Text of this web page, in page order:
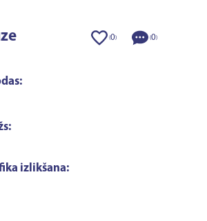
(0) (0)
izlikšana: